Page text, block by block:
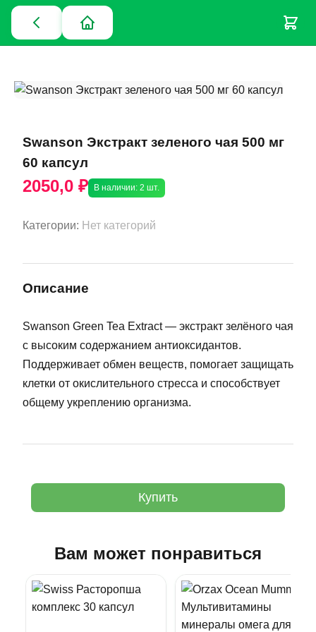
Swanson Экстракт зеленого чая 500 мг
60 капсул
2050,0 ₽ В наличии: 2 шт.
Категории: Нет категорий
Описание
Swanson Green Tea Extract — экстракт зелёного чая
с высоким содержанием антиоксидантов.
Поддерживает обмен веществ, помогает защищать
клетки от окислительного стресса и способствует
общему укреплению организма.
Купить
Вам может понравиться